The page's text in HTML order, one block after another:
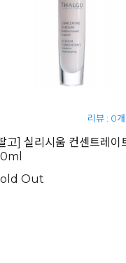
리뷰 : 0개
고] 실리시움 컨센트레이
Out